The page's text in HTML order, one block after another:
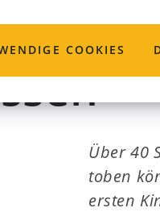
COOKIES
Über 40
toben
ersten